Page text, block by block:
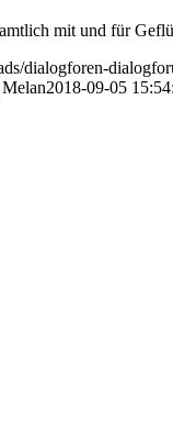
mit und für
dialogforen-
Melan2018-09-05